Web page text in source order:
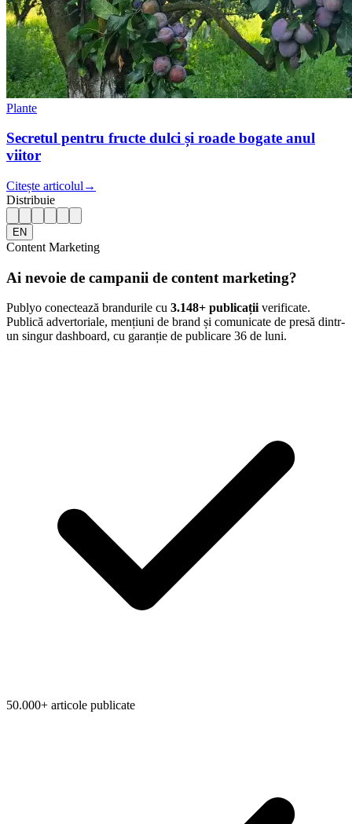
Plante
Secretul pentru fructe dulci și roade bogate anul
viitor
Citește articolul →
Distribuie
EN
Content Marketing
Ai nevoie de campanii de content marketing?
Publyo conectează brandurile cu 3.148+ publicațiiverificate.
Publică advertoriale, mențiuni de brand și comunicate de presă dintr-
un singur dashboard, cu garanție de publicare 36 de luni.
50.000+ articole publicate